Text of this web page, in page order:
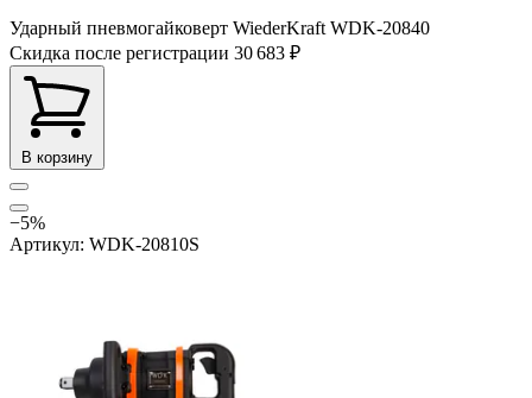
Ударный пневмогайковерт WiederKraft WDK-20840
Скидка после регистрации 30 683 ₽
В корзину
−5%
Артикул: WDK-20810S